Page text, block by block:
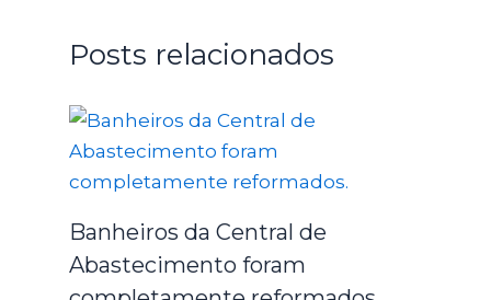
Posts relacionados
Banheiros da Central de
Abastecimento foram